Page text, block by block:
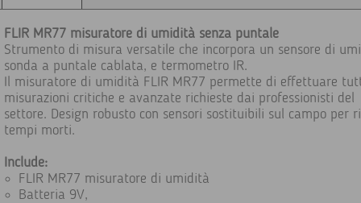
FLIR MR77 misuratore di umidità senza puntale
Strumento di misura versatile che incorpora un sensore di
sonda a puntale cablata, e termometro IR.
Il misuratore di umidità FLIR MR77 permette di effettuare
misurazioni critiche e avanzate richieste dai professionisti del
settore. Design robusto con sensori sostituibili sul campo per
tempi morti.
Include:
FLIR MR77 misuratore di umidità
Batteria 9V,